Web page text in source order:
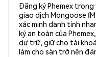
Đăng ký Phemex
giao dịch Mongoose
xác minh danh tính
ký an toàn của
dự trữ, giữ cho tài
làm cho sàn trở nên